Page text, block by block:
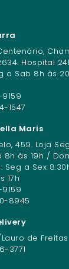
Hospital
a Sab 8h às
1547
Maris
459. Loja
8h às 19h /
Seg a Sex
17h
8945
de Freitas
3771